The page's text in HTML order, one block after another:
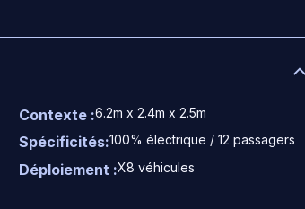
Contexte :6.2m x 2.4m x 2.5m
Spécificités:100% électrique / 12 passagers
Déploiement :X8 véhicules